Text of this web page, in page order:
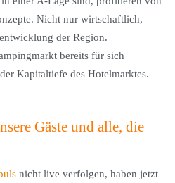
Nicht nur wirtschaftlich,
der Region.
bereits für sich
Kapitaltiefe des Hotelmarktes.
Gäste und alle, die
nicht live verfolgen, haben jetzt